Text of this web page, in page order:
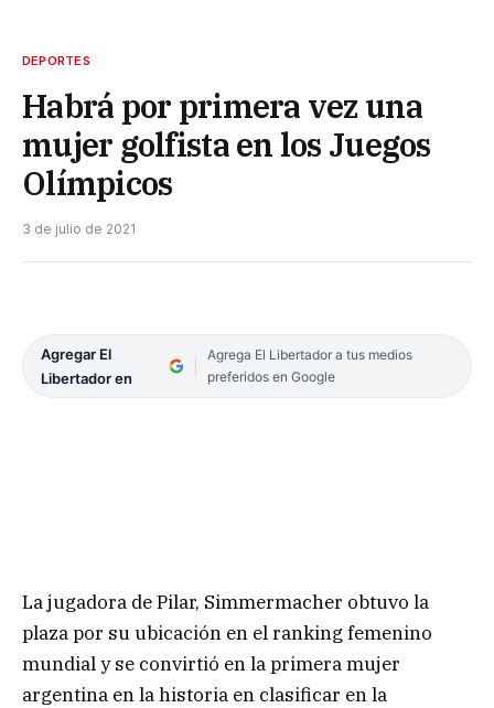
DEPORTES
Habrá por primera vez una
mujer golfista en los Juegos
Olímpicos
3 de julio de 2021
Agregar El
Libertador en
Agrega El Libertador a tus medios
preferidos en Google
La jugadora de Pilar, Simmermacher obtuvo la
plaza por su ubicación en el ranking femenino
mundial y se convirtió en la primera mujer
argentina en la historia en clasificar en la